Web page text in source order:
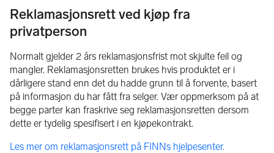
Snapdaviter til gummibåt.
Massevis av gode oppbevaringsrom
Tauverk og fendere
Komplett O.B-Wiik opplagsutstyr medfølger.
Opplagshenger kan medfølge mot pristillegg kr. 15 000,-
Meget robust 3-akslet henger.
Reklamasjonsrett ved kjøp fra
privatperson
Normalt gjelder 2 års reklamasjonsfrist mot skjulte feil og
mangler. Reklamasjonsretten brukes hvis produktet er i
dårligere stand enn det du hadde grunn til å forvente, basert
på informasjon du har fått fra selger. Vær oppmerksom på at
begge parter kan fraskrive seg reklamasjonsretten dersom
dette er tydelig spesifisert i en kjøpekontrakt.
Les mer om reklamasjonsrett på FINNs hjelpesenter.